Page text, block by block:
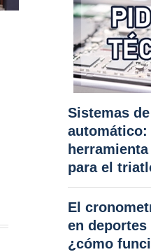
Sistemas
automático:
para el
El
en
¿cómo